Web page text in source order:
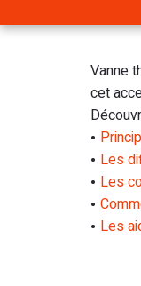
Vanne
cet
Les
Les
Les